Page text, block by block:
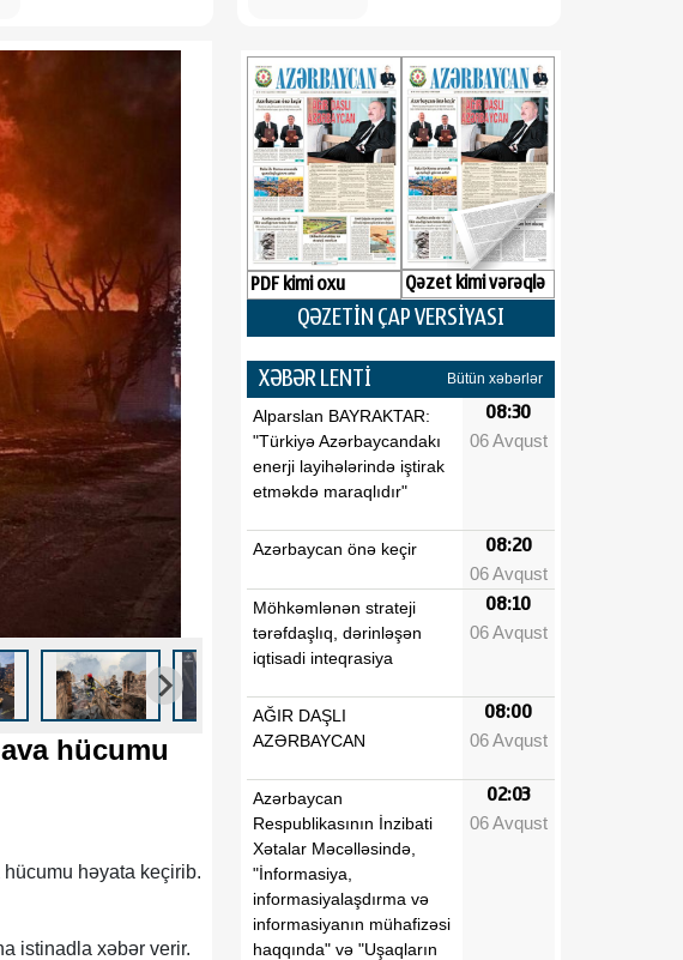
hücumu
həyata keçirib.
istinadla xəbər verir.
PDF kimi oxu Qəzet kimi vərəqlə
QƏZETİN ÇAP VERSİYASI
XƏBƏR LENTİ Bütün xəbərlər
Alparslan BAYRAKTAR:
"Türkiyə Azərbaycandakı
enerji layihələrində iştirak
etməkdə maraqlıdır"
08:30
06 Avqust
Azərbaycan önə keçir 08:20
06 Avqust
Möhkəmlənən strateji
tərəfdaşlıq, dərinləşən
iqtisadi inteqrasiya
08:10
06 Avqust
AĞIR DAŞLI
AZƏRBAYCAN
08:00
06 Avqust
Azərbaycan
Respublikasının İnzibati
Xətalar Məcəlləsində,
"İnformasiya,
informasiyalaşdırma və
informasiyanın mühafizəsi
haqqında" və "Uşaqların
02:03
06 Avqust